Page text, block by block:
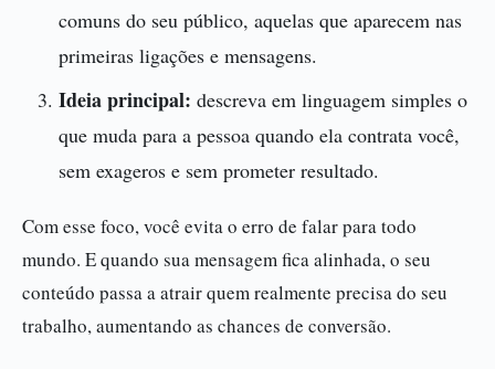
comuns do seu público, aquelas que aparecem nas
primeiras ligações e mensagens.
Ideia principal: descreva em linguagem simples o
que muda para a pessoa quando ela contrata você,
sem exageros e sem prometer resultado.
Com esse foco, você evita o erro de falar para todo
mundo. E quando sua mensagem fica alinhada, o seu
conteúdo passa a atrair quem realmente precisa do seu
trabalho, aumentando as chances de conversão.